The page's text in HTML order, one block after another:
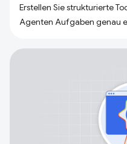
Erstellen Sie strukturierte
Agenten Aufgaben genau